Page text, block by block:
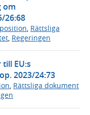
om
26:68
Rättsliga
Regeringen
EU:s
2023/24:73
, Rättsliga dokument